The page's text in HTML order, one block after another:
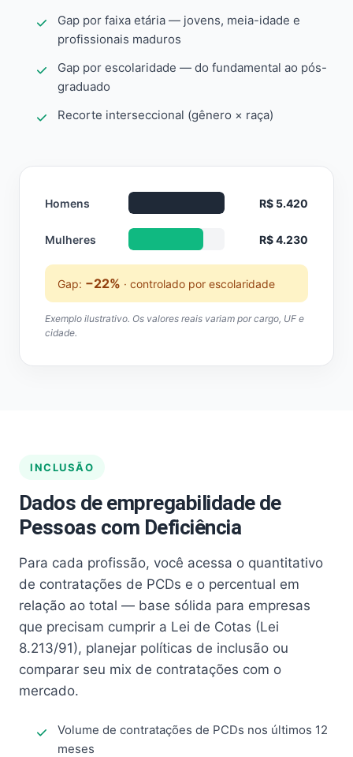
Gap por faixa etária — jovens, meia-idade e
profissionais maduros
Gap por escolaridade — do fundamental ao pós-
graduado
Recorte interseccional (gênero × raça)
Homens R$ 5.420
Mulheres R$ 4.230
Gap: −22% · controlado por escolaridade
Exemplo ilustrativo. Os valores reais variam por cargo, UF e
cidade.
INCLUSÃO
Dados de empregabilidade de
Pessoas com Deficiência
Para cada profissão, você acessa o quantitativo
de contratações de PCDs e o percentual em
relação ao total — base sólida para empresas
que precisam cumprir a Lei de Cotas (Lei
8.213/91), planejar políticas de inclusão ou
comparar seu mix de contratações com o
mercado.
Volume de contratações de PCDs nos últimos 12
meses